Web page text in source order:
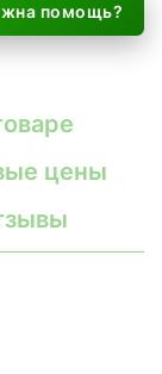
помощь?
цены